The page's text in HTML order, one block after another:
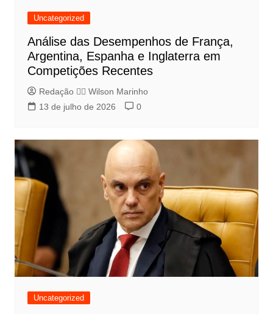
Uncategorized
Análise das Desempenhos de França,
Argentina, Espanha e Inglaterra em
Competições Recentes
Redação 👨‍⚖️​ Wilson Marinho
13 de julho de 2026
0
Uncategorized